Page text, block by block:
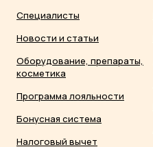
Специалисты
Новости и статьи
Оборудование, препараты,
косметика
Программа лояльности
Бонусная система
Налоговый вычет